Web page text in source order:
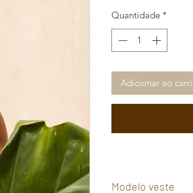
Quantidade *
Adicionar ao
Modelo veste